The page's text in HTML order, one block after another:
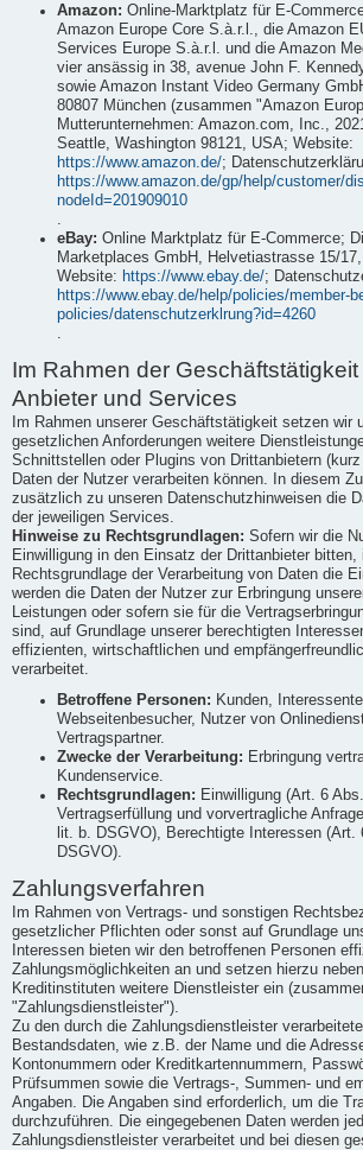
Amazon: Online-Marktplatz für E-
Amazon Europe Core S.à.r.l., die Amazon
Services Europe S.à.r.l. und die Amazon
vier ansässig in 38, avenue John F.
sowie Amazon Instant Video Germany
80807 München (zusammen "Amazon
Mutterunternehmen: Amazon.com, Inc.,
Seattle, Washington 98121, USA; Website:
https://www.amazon.de/;
https://www.amazon.de/gp/help/customer/
nodeId=201909010
eBay: Online Marktplatz für E-Commerce;
Marketplaces GmbH, Helvetiastrasse 15/
Website: https://www.ebay.de/;
https://www.ebay.de/help/policies/member-
policies/datenschutzerklrung?id=4260
Im Rahmen der
Anbieter und Services
Im Rahmen unserer Geschäftstätigkeit setzen wir
gesetzlichen Anforderungen weitere
Schnittstellen oder Plugins von Drittanbietern
Daten der Nutzer verarbeiten können. In diesem
zusätzlich zu unseren Datenschutzhinweisen die
der jeweiligen Services.
Hinweise zu Rechtsgrundlagen: Sofern wir die
Einwilligung in den Einsatz der Drittanbieter bitten,
Rechtsgrundlage der Verarbeitung von Daten die
werden die Daten der Nutzer zur Erbringung
Leistungen oder sofern sie für die
sind, auf Grundlage unserer berechtigten
effizienten, wirtschaftlichen und
verarbeitet.
Betroffene Personen: Kunden,
Webseitenbesucher, Nutzer von
Vertragspartner.
Zwecke der Verarbeitung: Erbringung
Kundenservice.
Rechtsgrundlagen: Einwilligung (Art. 6
Vertragserfüllung und vorvertragliche
lit. b. DSGVO), Berechtigte Interessen (Art.
DSGVO).
Zahlungsverfahren
Im Rahmen von Vertrags- und sonstigen
gesetzlicher Pflichten oder sonst auf Grundlage
Interessen bieten wir den betroffenen Personen
Zahlungsmöglichkeiten an und setzen hierzu
Kreditinstituten weitere Dienstleister ein
"Zahlungsdienstleister").
Zu den durch die Zahlungsdienstleister
Bestandsdaten, wie z.B. der Name und die
Kontonummern oder Kreditkartennummern,
Prüfsummen sowie die Vertrags-, Summen- und
Angaben. Die Angaben sind erforderlich, um die
durchzuführen. Die eingegebenen Daten werden
Zahlungsdienstleister verarbeitet und bei diesen